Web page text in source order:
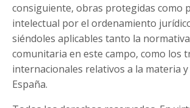
consiguiente, obras protegidas como
intelectual por el ordenamiento
siéndoles aplicables tanto la
comunitaria en este campo, como los
internacionales relativos a la materia
España.